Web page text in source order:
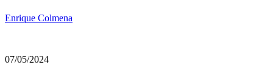
Enrique Colmena
07/05/2024